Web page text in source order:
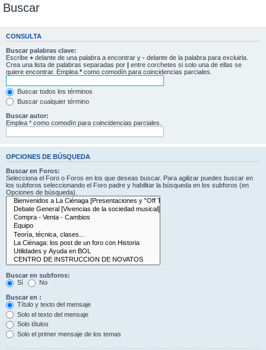
Buscar
CONSULTA
Buscar palabras clave:
Escribe + delante de una palabra a encontrar y - delante de la palabra para excluirla.
Crea una lista de palabras separadas por | entre corchetes si solo una de ellas se
quiere encontrar. Emplea * como comodín para coincidencias parciales.
Buscar todos los términos
Buscar cualquier término
Buscar autor:
Emplea * como comodín para coincidencias parciales.
OPCIONES DE BÚSQUEDA
Buscar en Foros:
Selecciona el Foro o Foros en los que deseas buscar. Para agilizar puedes buscar en
los subforos seleccionando el Foro padre y habilitar la búsqueda en los subforos (en
Opciones de búsqueda).
Buscar en subforos:
Sí
No
Buscar en :
Título y texto del mensaje
Solo el texto del mensaje
Solo títulos
Solo el primer mensaje de los temas